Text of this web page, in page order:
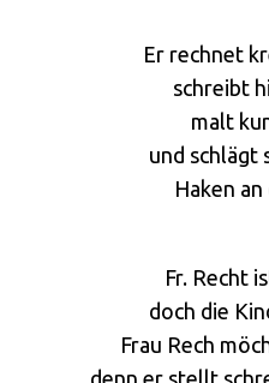
Er rechnet
schreibt
malt
und schlägt
Haken
Fr. Recht
doch die
Frau Rech